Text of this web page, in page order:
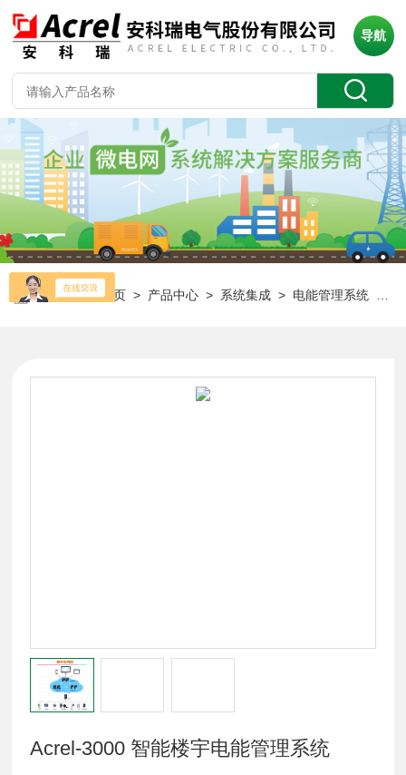
导航
当前位置：首页 > 产品中心 > 系统集成 > 电能管理系统
Acrel-3000 智能楼宇电能管理系统